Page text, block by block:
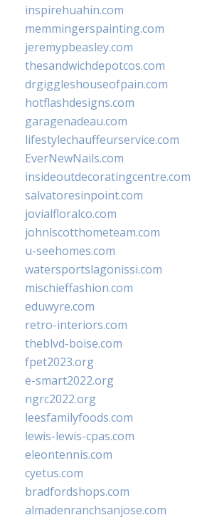
inspirehuahin.com
memmingerspainting.com
jeremypbeasley.com
thesandwichdepotcos.com
drgiggleshouseofpain.com
hotflashdesigns.com
garagenadeau.com
lifestylechauffeurservice.com
EverNewNails.com
insideoutdecoratingcentre.com
salvatoresinpoint.com
jovialfloralco.com
johnlscotthometeam.com
u-seehomes.com
watersportslagonissi.com
mischieffashion.com
eduwyre.com
retro-interiors.com
theblvd-boise.com
fpet2023.org
e-smart2022.org
ngrc2022.org
leesfamilyfoods.com
lewis-lewis-cpas.com
eleontennis.com
cyetus.com
bradfordshops.com
almadenranchsanjose.com